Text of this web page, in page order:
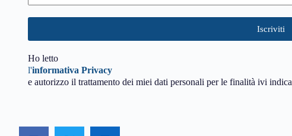
Ho letto
l'informativa Privacy
e autorizzo il trattamento dei miei dati personali per le finalità ivi